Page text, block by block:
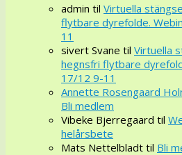
admin til Virtuella
flytbare dyrefolde.
11
sivert Svane til Virtuella
hegnsfri flytbare
17/12 9-11
Annette Rosengaard
Bli medlem
Vibeke Bjerregaard til
helårsbete
Mats Nettelbladt til Bli